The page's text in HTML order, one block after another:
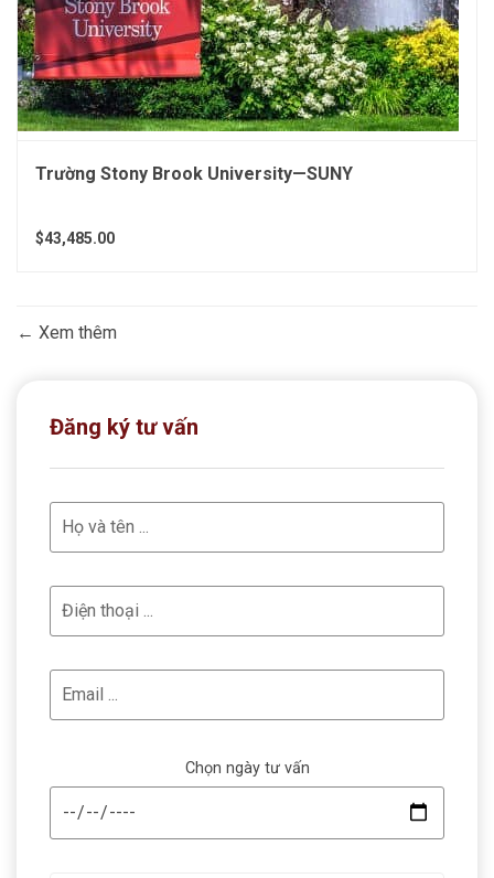
Trường Stony Brook University—SUNY
$43,485.00
Xem thêm
Đăng ký tư vấn
Chọn ngày tư vấn